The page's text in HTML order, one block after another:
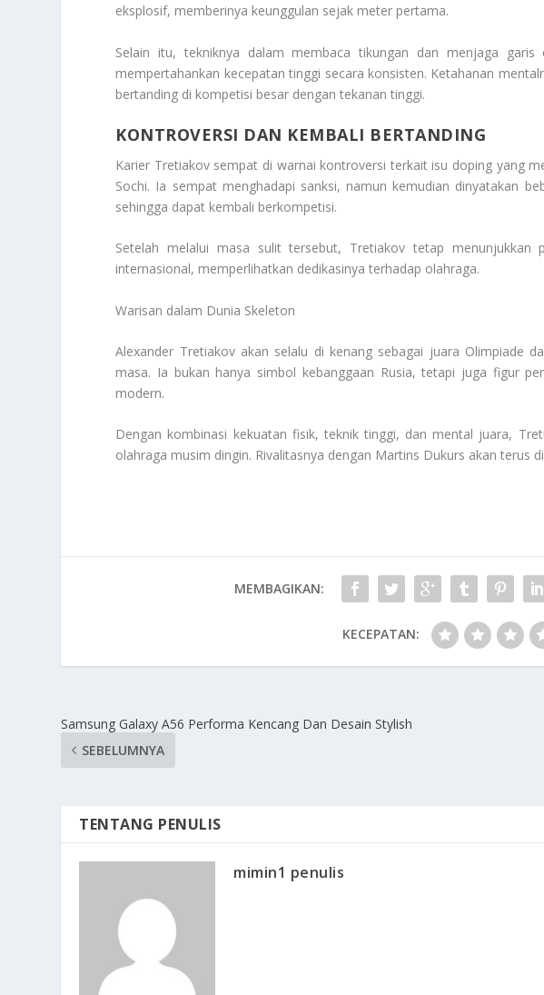
eksplosif, memberinya keunggulan sejak meter pertama.
Selain itu, tekniknya dalam membaca tikungan dan menjaga
mempertahankan kecepatan tinggi secara konsisten. Ketahanan
bertanding di kompetisi besar dengan tekanan tinggi.
KONTROVERSI DAN KEMBALI BERTANDING
Karier Tretiakov sempat di warnai kontroversi terkait isu doping yang
Sochi. Ia sempat menghadapi sanksi, namun kemudian dinyatakan
sehingga dapat kembali berkompetisi.
Setelah melalui masa sulit tersebut, Tretiakov tetap
internasional, memperlihatkan dedikasinya terhadap olahraga.
Warisan dalam Dunia Skeleton
Alexander Tretiakov akan selalu di kenang sebagai juara Olimpiade
masa. Ia bukan hanya simbol kebanggaan Rusia, tetapi juga figur
modern.
Dengan kombinasi kekuatan fisik, teknik tinggi, dan mental juara,
olahraga musim dingin. Rivalitasnya dengan Martins Dukurs akan terus
MEMBAGIKAN:
KECEPATAN:
Samsung Galaxy A56 Performa Kencang Dan Desain Stylish
SEBELUMNYA
TENTANG PENULIS
mimin1 penulis